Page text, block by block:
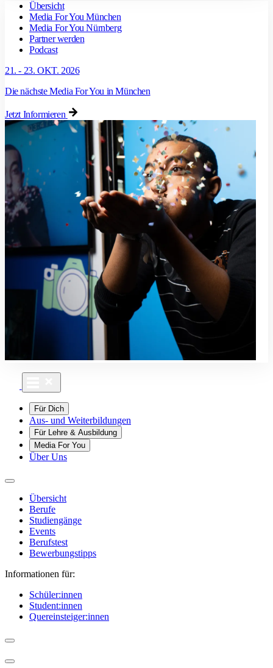
Übersicht
Media For You München
Media For You Nürnberg
Partner werden
Podcast
21. - 23. OKT. 2026
Die nächste Media For You in München
Jetzt Informieren
Für Dich
Aus- und Weiterbildungen
Für Lehre & Ausbildung
Media For You
Über Uns
Übersicht
Berufe
Studiengänge
Events
Berufstest
Bewerbungstipps
Informationen für:
Schüler:innen
Student:innen
Quereinsteiger:innen